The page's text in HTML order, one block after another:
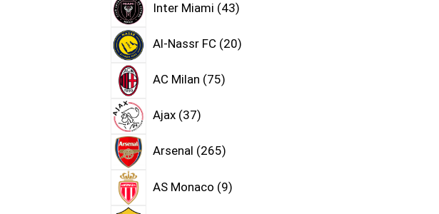
Inter Miami 43
Al-Nassr FC 20
AC Milan 75
Ajax 37
Arsenal 265
AS Monaco 9